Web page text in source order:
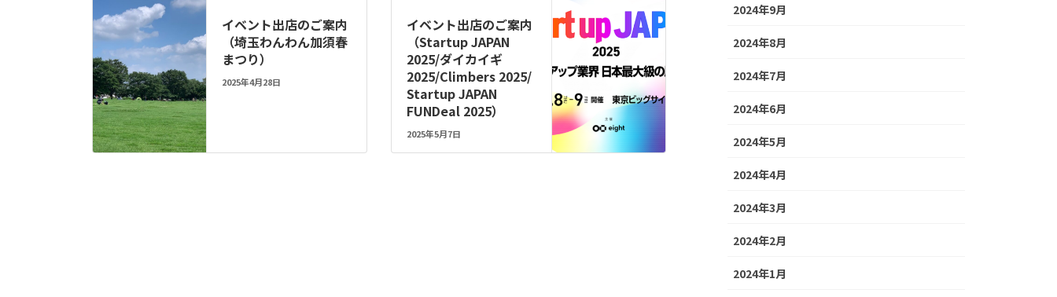
イベント出店のご案内
（埼玉わんわん加須春
まつり）
2025年4月28日
イベント出店のご案内
（Startup JAPAN
2025/ダイカイギ
2025/Climbers 2025/
Startup JAPAN
FUNDeal 2025）
2025年5月7日
2024年9月
2024年8月
2024年7月
2024年6月
2024年5月
2024年4月
2024年3月
2024年2月
2024年1月